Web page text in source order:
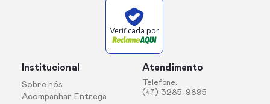
Verificada por
Institucional
Sobre nós
Acompanhar Entrega
Atendimento
Telefone:
(47) 3285-9895